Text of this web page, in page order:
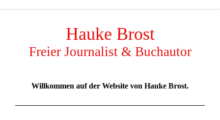
Hauke Brost
Freier Journalist & Buchautor
Willkommen auf der Website von Hauke Brost.